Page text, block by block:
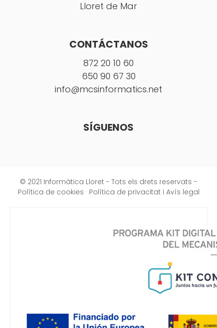
Lloret de Mar
CONTÁCTANOS
872 20 10 60
650 90 67 30
info@mcsinformatics.net
SÍGUENOS
© 2021 Informàtica Lloret - Tots els drets reservats -
Política de cookies · Política de privacitat i Avís legal